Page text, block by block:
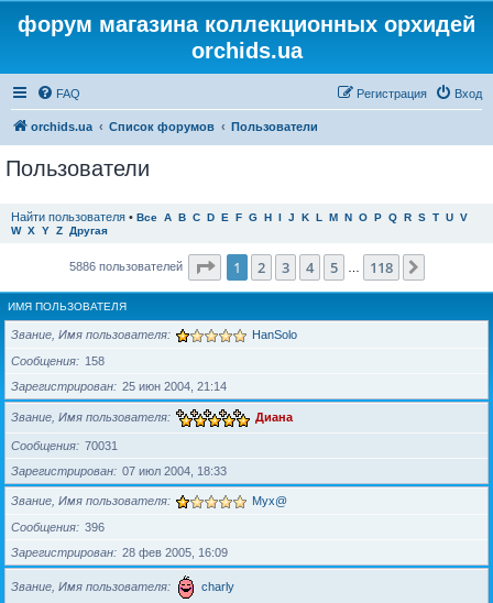
форум магазина коллекционных орхидей
orchids.ua
FAQ Вход
Регистрация
orchids.ua Список форумов Пользователи
Пользователи
Найти пользователя • Все A B C D E F G H I J K L M N O P Q R S T U V
W X Y Z Другая
5886 пользователей Страница из 118
1 2 3 4 5 118
ИМЯ ПОЛЬЗОВАТЕЛЯ
Звание, Имя пользователя HanSolo
Сообщения
158
Зарегистрирован
25 июн 2004, 21:14
Звание, Имя пользователя Диана
Сообщения
70031
Зарегистрирован
07 июл 2004, 18:33
Звание, Имя пользователя Myx@
Сообщения
396
Зарегистрирован
28 фев 2005, 16:09
Звание, Имя пользователя charly